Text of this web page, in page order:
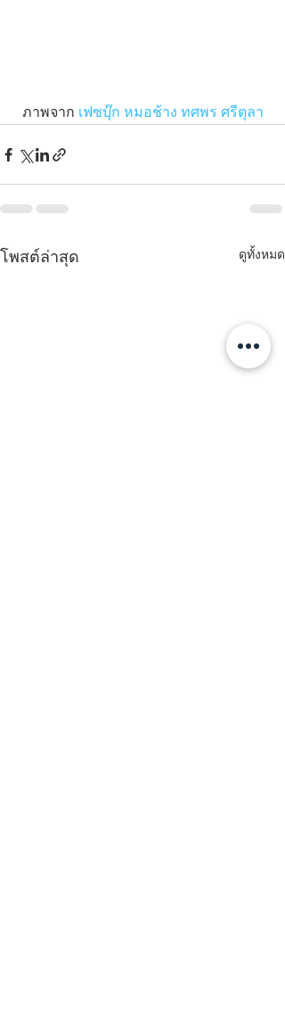
ภาพจาก เฟซบุ๊ก หมอช้าง ทศพร ศรีตุลา
โพสต์ล่าสุด ดูทั้งหมด